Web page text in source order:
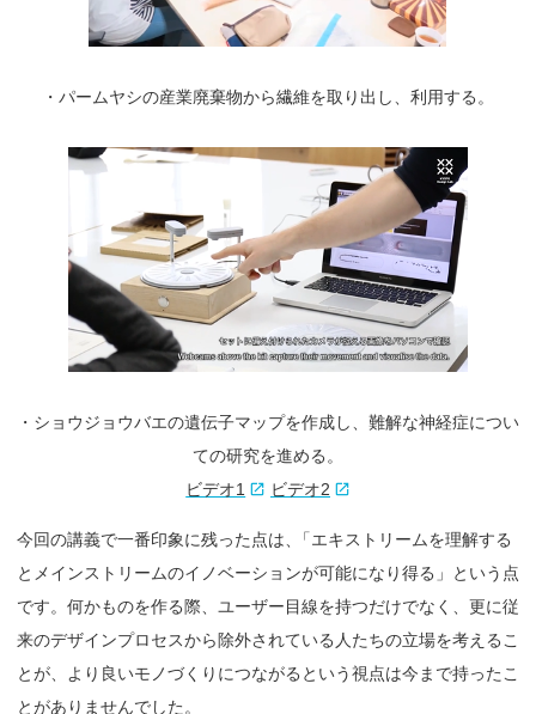
・パームヤシの産業廃棄物から繊維を取り出し、利用する。
・ショウジョウバエの遺伝子マップを作成し、難解な神経症につい
ての研究を進める。
ビデオ1
ビデオ2
今回の講義で一番印象に残った点は、
「エキストリームを理解する
とメインストリームのイノベーションが可能になり得る」という点
です。何かものを作る際、ユーザー目線を持つだけでなく、更に従
来のデザインプロセスから除外されている人たちの立場を考えるこ
とが、より良いモノづくりにつながるという視点は今まで持ったこ
とがありませんでした。